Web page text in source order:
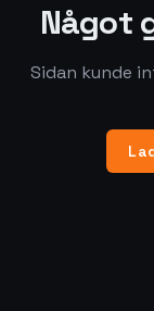
Något
Sidan kunde